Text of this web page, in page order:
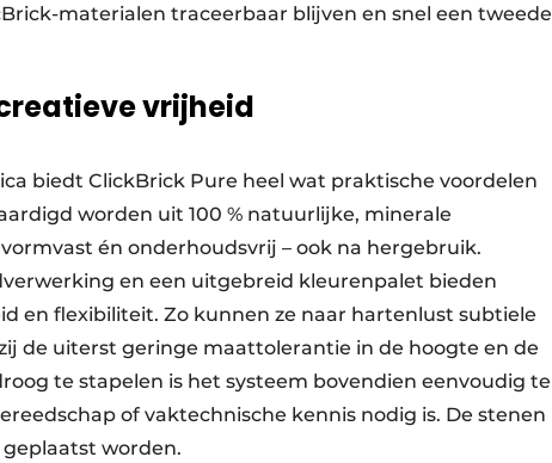
materialen traceerbaar blijven en snel een tweede
vrijheid
biedt ClickBrick Pure heel wat praktische voordelen
worden uit 100 % natuurlijke, minerale
én onderhoudsvrij – ook na hergebruik.
en een uitgebreid kleurenpalet bieden
en flexibiliteit. Zo kunnen ze naar hartenlust subtiele
de uiterst geringe maattolerantie in de hoogte en de
te stapelen is het systeem bovendien eenvoudig te
of vaktechnische kennis nodig is. De stenen
worden.